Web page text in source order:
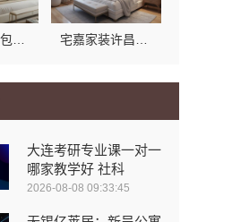
大连考研专业课一对一
哪家教学好 社科
2026-08-08 09:33:45